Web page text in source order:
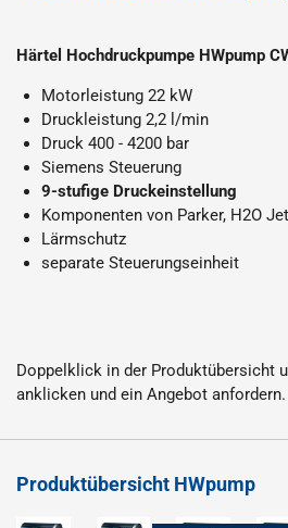
Härtel Hochdruckpumpe HWpump
Motorleistung 22 kW
Druckleistung 2,2 l/min
Druck 400 - 4200 bar
Siemens Steuerung
9-stufigeDruckeinstellung
Komponenten von Parker, H2O
Lärmschutz
separate Steuerungseinheit
Doppelklick in der Produktübersicht
anklicken und ein Angebot anfordern.
Produktübersicht HWpump